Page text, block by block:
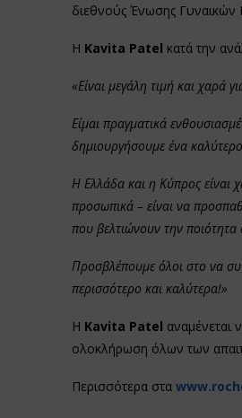
διεθνούς Ένωσης Γυναικών
Η Kavita Patel κατά την
«Είναι μεγάλη τιμή και χαρά
Είμαι πραγματικά
δημιουργήσουμε ένα
Η Ελλάδα και η Κύπρος είναι
προσωπικά – είναι να
που βελτιώνουν την
Προσβλέπουμε όλοι στο να
περισσότερο και καλύτερα!»
Η Kavita Patel αναμένεται
ολοκλήρωση όλων των
Περισσότερα στα